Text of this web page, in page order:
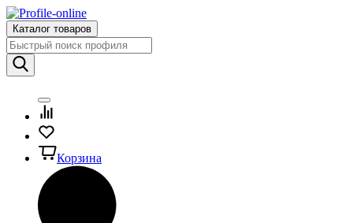
Каталог товаров
Корзина